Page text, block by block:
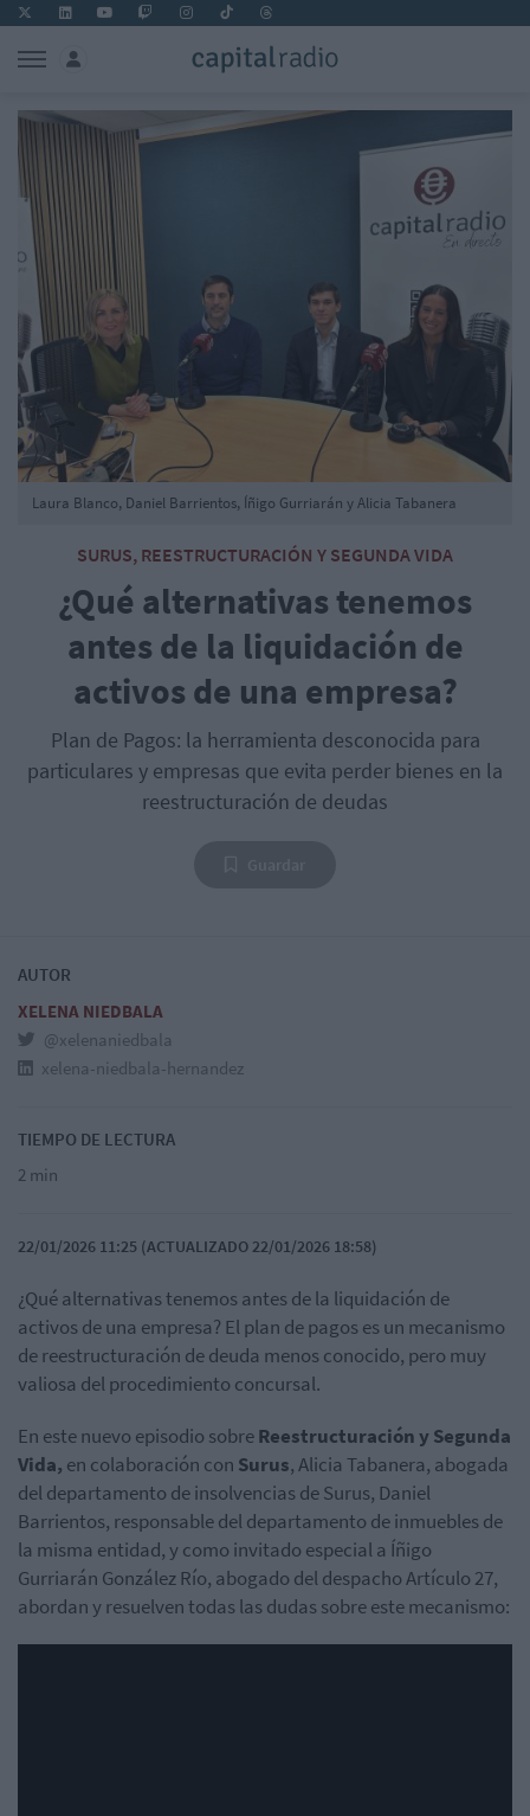
SURUS, REESTRUCTURACIÓN Y SEGUNDA VIDA
¿Qué alternativas tenemos
antes de la liquidación de
activos de una empresa?
Plan de Pagos: la herramienta desconocida para
particulares y empresas que evita perder bienes en la
reestructuración de deudas
Laura Blanco, Daniel Barrientos, Íñigo Gurriarán y Alicia Tabanera
AUTOR
XELENA NIEDBALA
@xelenaniedbala
xelena-niedbala-hernandez
TIEMPO DE LECTURA
2 min
22/01/2026 11:25 (ACTUALIZADO 22/01/2026 18:58)
¿Qué alternativas tenemos antes de la liquidación de
activos de una empresa? El plan de pagos es un mecanismo
de reestructuración de deuda menos conocido, pero muy
valiosa del procedimiento concursal.
En este nuevo episodio sobreReestructuración y Segunda
Vida, en colaboración con Surus, Alicia Tabanera, abogada
del departamento de insolvencias de Surus, Daniel
Barrientos, responsable del departamento de inmuebles de
la misma entidad, y como invitado especial a Íñigo
Gurriarán González Río, abogado del despacho Artículo 27,
abordan y resuelven todas las dudas sobre este mecanismo: